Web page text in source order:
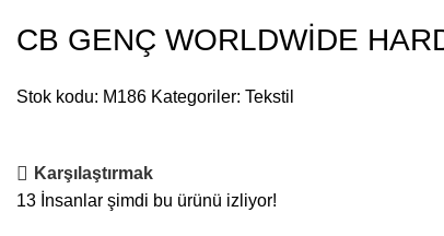
CB GENÇ WORLDWİDE
Stok kodu: M186 Kategoriler: Tekstil
Karşılaştırmak
13 İnsanlar şimdi bu ürünü izliyor!